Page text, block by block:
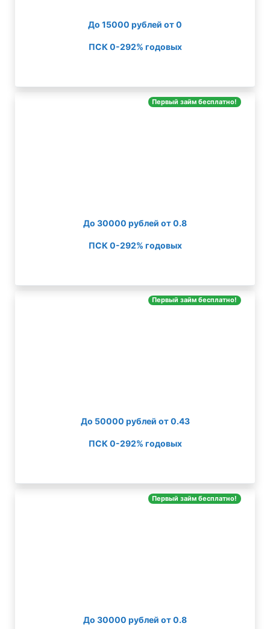
До 15000 рублей от 0
ПСК 0-292% годовых
Первый займ бесплатно!
До 30000 рублей от 0.8
ПСК 0-292% годовых
Первый займ бесплатно!
До 50000 рублей от 0.43
ПСК 0-292% годовых
Первый займ бесплатно!
До 30000 рублей от 0.8